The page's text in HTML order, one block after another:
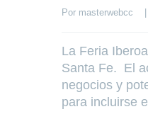
Por masterwebcc
La Feria
Santa Fe. El
negocios y
para incluirse